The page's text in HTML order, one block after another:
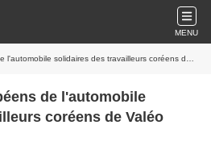
MENU
solidaires des travailleurs coréens de Valéo
de l'automobile
coréens de Valéo